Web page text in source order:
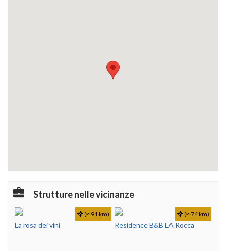
Strutture nelle vicinanze
La rosa dei vini
(≈ 91 km)
Residence B&B LA Rocca
(≈ 74 km)